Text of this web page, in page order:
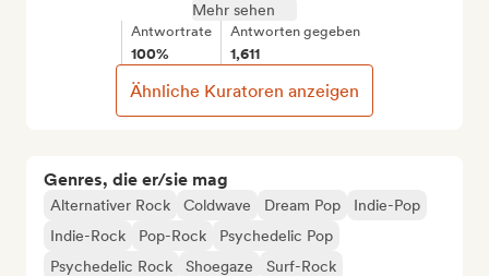
Genres, die er/sie mag
Alternativer Rock Coldwave Dream Pop
Indie-Pop
Indie-Rock
Pop-Rock
Psychedelic Pop
Psychedelic Rock
Shoegaze Surf-Rock
Mehr sehen
Antwortrate
100%
Antworten gegeben
1,611
Ähnliche Kuratoren anzeigen